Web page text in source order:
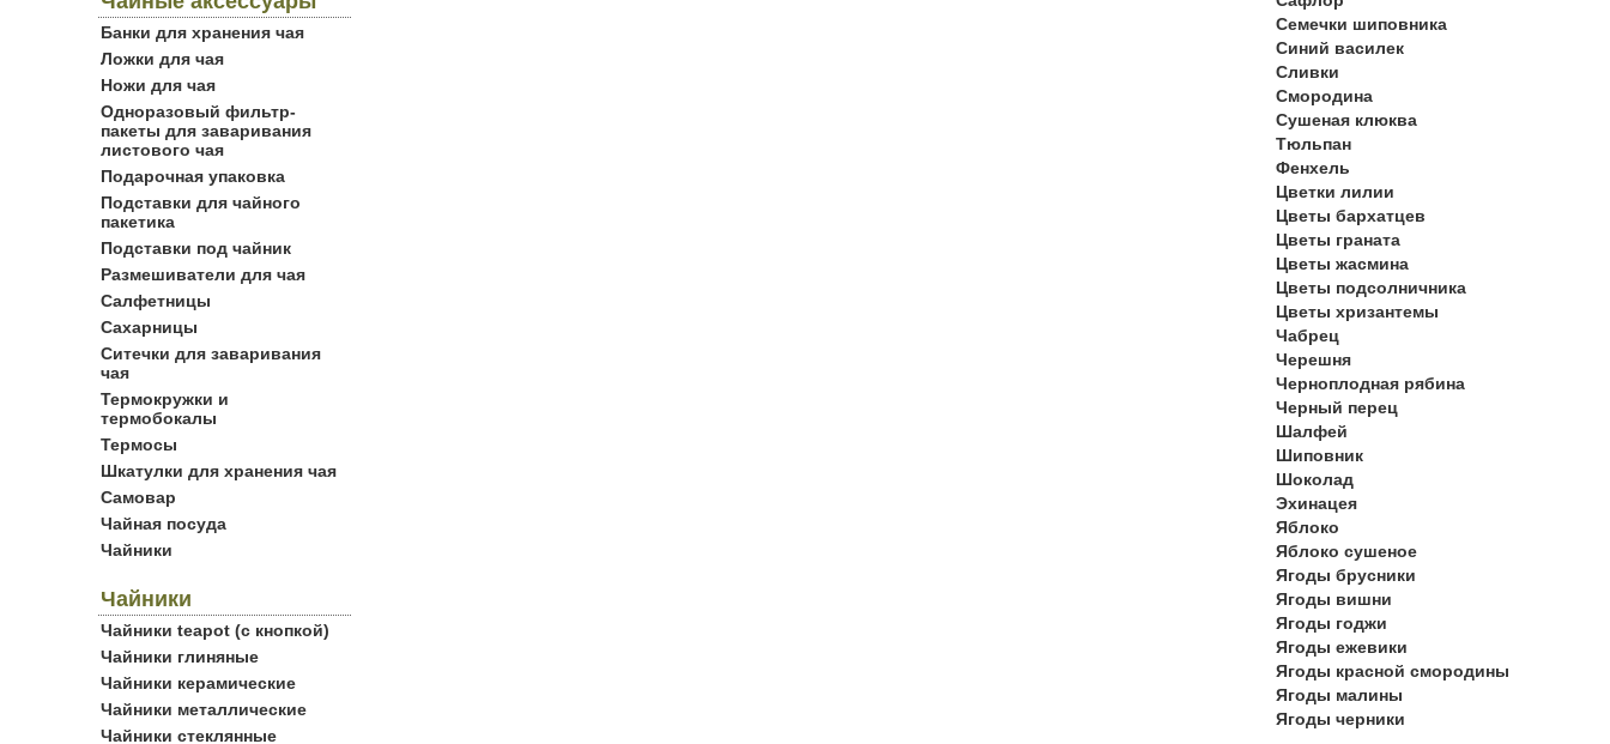
Банки для хранения чая
Ложки для чая
Ножи для чая
Одноразовый фильтр-
пакеты для заваривания
листового чая
Подарочная упаковка
Подставки для чайного
пакетика
Подставки под чайник
Размешиватели для чая
Салфетницы
Сахарницы
Ситечки для заваривания
чая
Термокружки и
термобокалы
Термосы
Шкатулки для хранения чая
Самовар
Чайная посуда
Чайники
Чайники
Чайники teapot (с кнопкой)
Чайники глиняные
Чайники керамические
Чайники металлические
Чайники стеклянные
Семечки шиповника
Синий василек
Сливки
Смородина
Сушеная клюква
Тюльпан
Фенхель
Цветки лилии
Цветы бархатцев
Цветы граната
Цветы жасмина
Цветы подсолничника
Цветы хризантемы
Чабрец
Черешня
Черноплодная рябина
Черный перец
Шалфей
Шиповник
Шоколад
Эхинацея
Яблоко
Яблоко сушеное
Ягоды брусники
Ягоды вишни
Ягоды годжи
Ягоды ежевики
Ягоды красной смородины
Ягоды малины
Ягоды черники